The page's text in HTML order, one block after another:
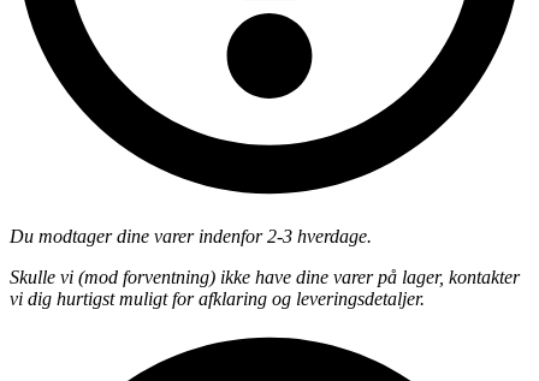
Du modtager dine varer indenfor 2-3 hverdage.
Skulle vi (mod forventning) ikke have dine varer på lager, kontakter
vi dig hurtigst muligt for afklaring og leveringsdetaljer.